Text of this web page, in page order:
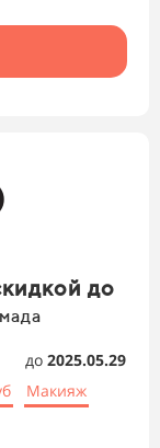
до
до 2025.05.29
Макияж